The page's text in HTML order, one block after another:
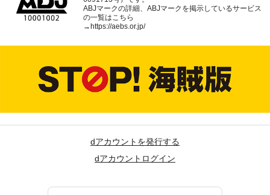
ABJマークの詳細、ABJマークを掲示しているサービス
の一覧はこちら
→ https://aebs.or.jp/
dアカウントを発行する
dアカウントログイン